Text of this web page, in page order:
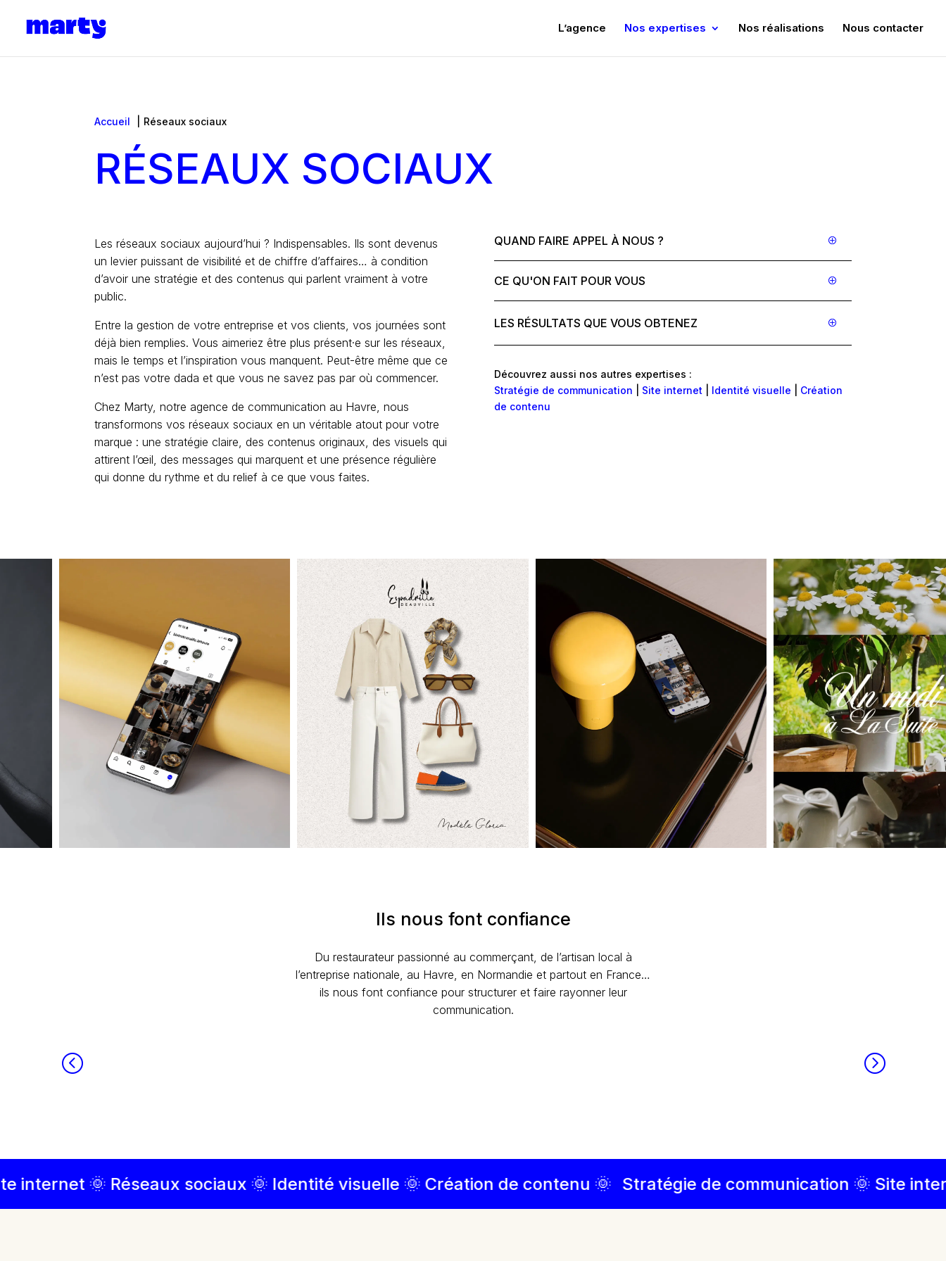
L’agence Nos expertises Nos réalisations Nous contacter
Accueil Réseaux sociaux
RÉSEAUX SOCIAUX
Les réseaux sociaux aujourd’hui ? Indispensables. Ils sont devenus
un levier puissant de visibilité et de chiffre d’affaires… à condition
d’avoir une stratégie et des contenus qui parlent vraiment à votre
public.
Entre la gestion de votre entreprise et vos clients, vos journées sont
déjà bien remplies. Vous aimeriez être plus présent·e sur les réseaux,
mais le temps et l’inspiration vous manquent. Peut-être même que ce
n’est pas votre dada et que vous ne savez pas par où commencer.
Chez Marty, notre agence de communication au Havre, nous
transformons vos réseaux sociaux en un véritable atout pour votre
marque : une stratégie claire, des contenus originaux, des visuels qui
attirent l’œil, des messages qui marquent et une présence régulière
qui donne du rythme et du relief à ce que vous faites.
QUAND FAIRE APPEL À NOUS ?
CE QU'ON FAIT POUR VOUS
LES RÉSULTATS QUE VOUS OBTENEZ
Découvrez aussi nos autres expertises :
Stratégie de communication
Site internet Identité visuelle
Création
de contenu
Ils nous font confiance
Du restaurateur passionné au commerçant, de l’artisan local à
l’entreprise nationale, au Havre, en Normandie et partout en France…
ils nous font confiance pour structurer et faire rayonner leur
communication.
🌞 Réseaux sociaux 🌞 Identité visuelle 🌞 Création de contenu 🌞 Stratégie de communication 🌞 Site